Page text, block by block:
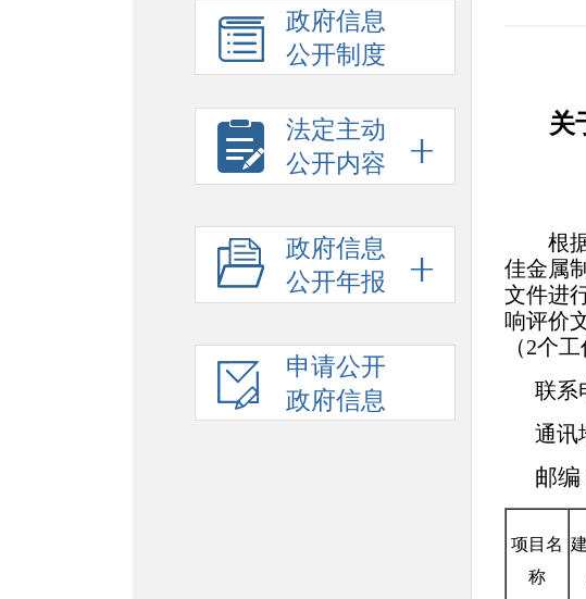
政府信息
公开制度
法定主动
公开内容
政府信息
公开年报
申请公开
政府信息
关
根
佳金属
文件进
响评价
（2个工
联系
通讯
邮编
项目名
称